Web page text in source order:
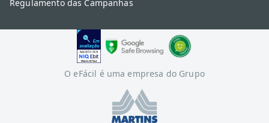
Regulamento das Campanhas
O eFácil é uma empresa do Grupo